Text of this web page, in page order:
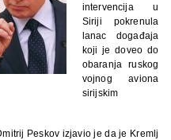
intervencija u
Siriji pokrenula
lanac događaja
koji je doveo do
obaranja ruskog
vojnog aviona
sirijskim
Peskov izjavio je da je Kremlj